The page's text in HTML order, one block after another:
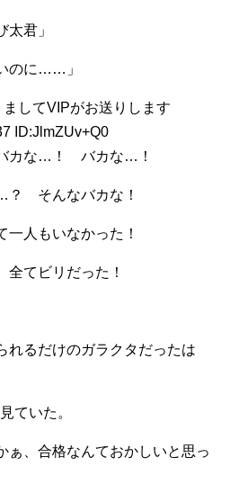
太君」
のに……」
してVIPがお送りします
ID:JlmZUv+Q0
カな…！ バカな…！
？ そんなバカな！
一人もいなかった！
てビリだった！
れるだけのガラクタだったは
ていた。
、合格なんておかしいと思っ